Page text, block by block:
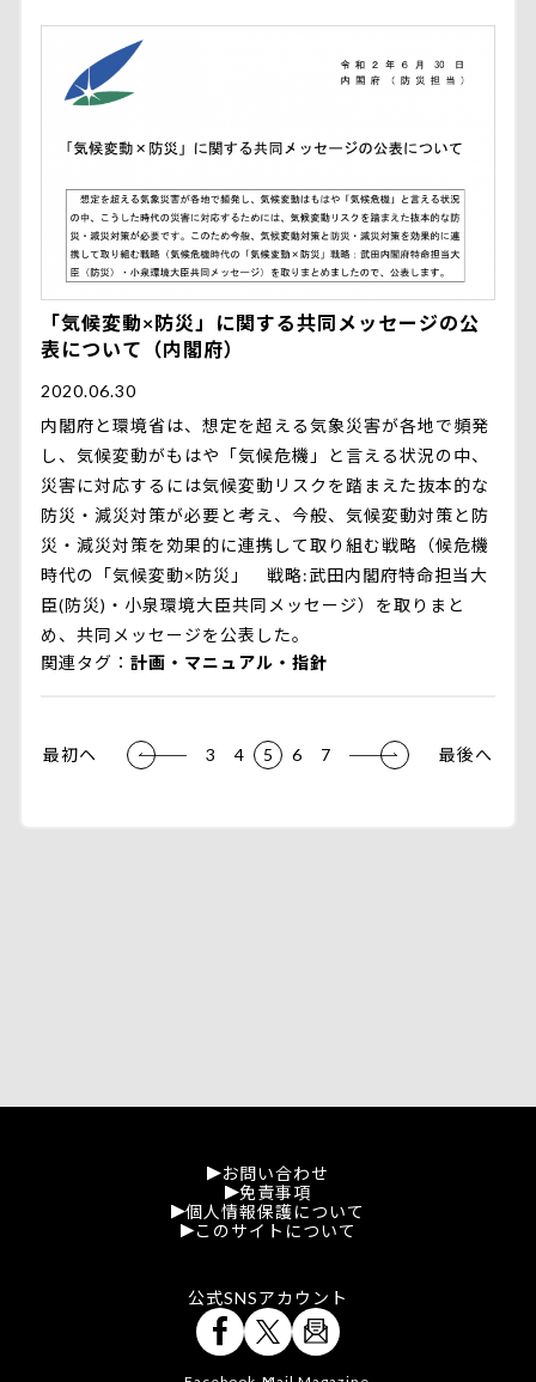
「気候変動×防災」に関する共同メッセージの公
表について（内閣府）
2020.06.30
内閣府と環境省は、想定を超える気象災害が各地で頻発
し、気候変動がもはや「気候危機」と言える状況の中、
災害に対応するには気候変動リスクを踏まえた抜本的な
防災・減災対策が必要と考え、今般、気候変動対策と防
災・減災対策を効果的に連携して取り組む戦略（候危機
時代の「気候変動×防災」 戦略:武田内閣府特命担当大
臣(防災)・小泉環境大臣共同メッセージ）を取りまと
め、共同メッセージを公表した。
関連タグ
計画・マニュアル・指針
最初ヘ 3 4 5 6 7 最後へ
お問い合わせ
免責事項
個人情報保護について
このサイトについて
公式SNSアカウント